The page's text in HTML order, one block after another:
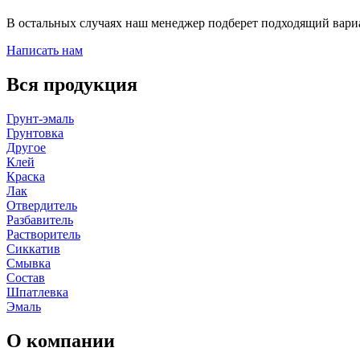
В остальных случаях наш менеджер подберет подходящий
Написать нам
Вся продукция
Грунт-эмаль
Грунтовка
Другое
Клей
Краска
Лак
Отвердитель
Разбавитель
Растворитель
Сиккатив
Смывка
Состав
Шпатлевка
Эмаль
О компании